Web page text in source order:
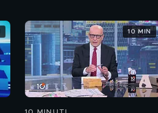
10 MIN